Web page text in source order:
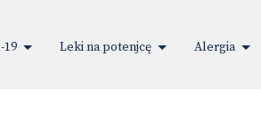
19 Leki na potenjcę Alergia